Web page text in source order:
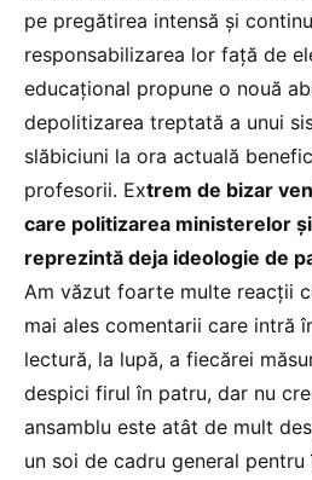
pe pregătirea intensă și
responsabilizarea lor față de
educațional propune o nouă
depolitizarea treptată a unui
slăbiciuni la ora actuală
profesorii. Extrem de bizar
care politizarea ministerelor
reprezintă deja ideologie de
Am văzut foarte multe reacții
mai ales comentarii care intră
lectură, la lupă, a fiecărei
despici firul în patru, dar nu
ansamblu este atât de mult
un soi de cadru general